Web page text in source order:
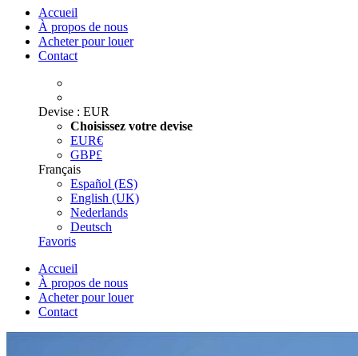
Accueil
À propos de nous
Acheter pour louer
Contact
Devise : EUR
Choisissez votre devise
EUR€
GBP£
Français
Español (ES)
English (UK)
Nederlands
Deutsch
Favoris
Accueil
À propos de nous
Acheter pour louer
Contact